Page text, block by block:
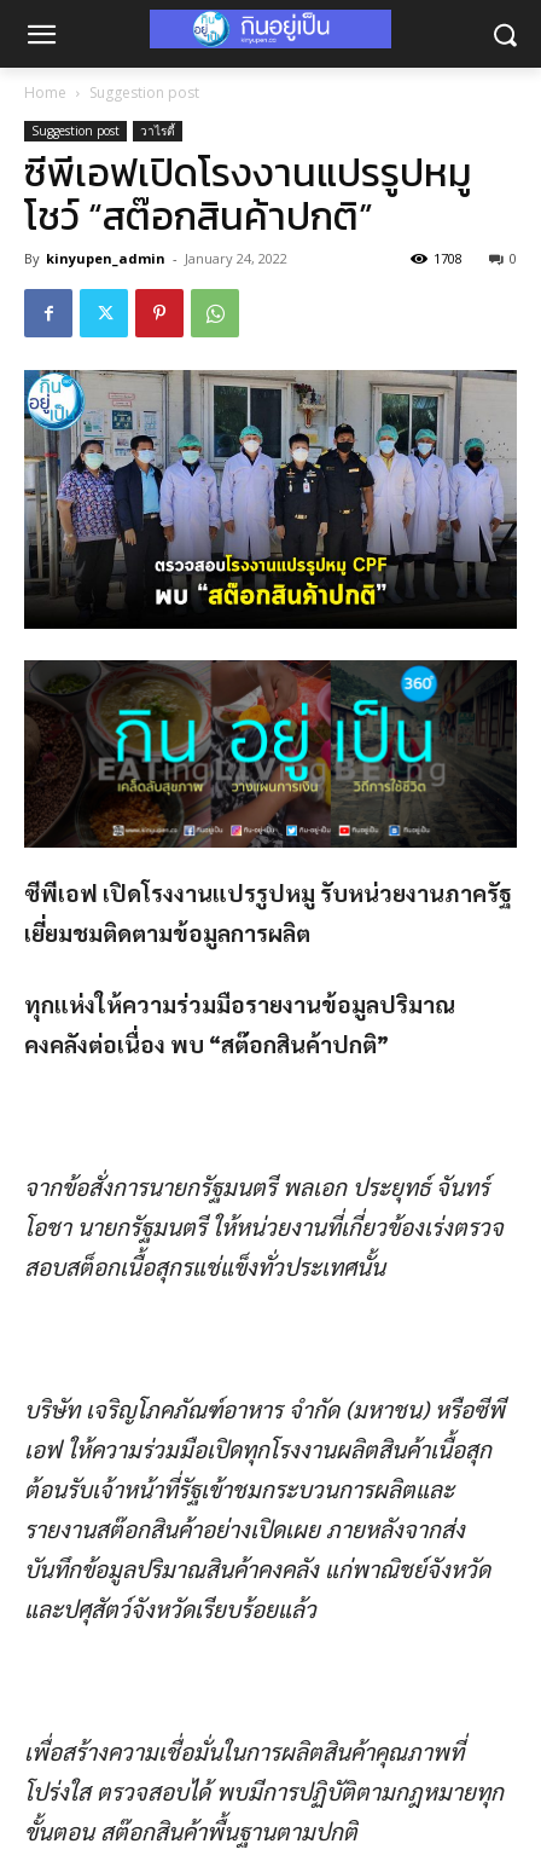
Home Suggestion post
Suggestion post วาไรตี้
ซีพีเอฟเปิดโรงงานแปรรูปหมู
โชว์ “สต๊อกสินค้าปกติ”
By kinyupen_admin - January 24, 2022 0
1708
ซีพีเอฟ เปิดโรงงานแปรรูปหมู รับหน่วยงานภาครัฐ
เยี่ยมชมติดตามข้อมูลการผลิต
ทุกแห่งให้ความร่วมมือรายงานข้อมูลปริมาณ
คงคลังต่อเนื่อง พบ “สต๊อกสินค้าปกติ”
จากข้อสั่งการนายกรัฐมนตรี พลเอก ประยุทธ์ จันทร์
โอชา นายกรัฐมนตรี ให้หน่วยงานที่เกี่ยวข้องเร่งตรวจ
สอบสต็อกเนื้อสุกรแช่แข็งทั่วประเทศนั้น
บริษัท เจริญโภคภัณฑ์อาหาร จำกัด (มหาชน) หรือซีพี
เอฟ ให้ความร่วมมือเปิดทุกโรงงานผลิตสินค้าเนื้อสุก
ต้อนรับเจ้าหน้าที่รัฐเข้าชมกระบวนการผลิตและ
รายงานสต๊อกสินค้าอย่างเปิดเผย ภายหลังจากส่ง
บันทึกข้อมูลปริมาณสินค้าคงคลัง แก่พาณิชย์จังหวัด
และปศุสัตว์จังหวัดเรียบร้อยแล้ว
เพื่อสร้างความเชื่อมั่นในการผลิตสินค้าคุณภาพที่
โปร่งใส ตรวจสอบได้ พบมีการปฏิบัติตามกฎหมายทุก
ขั้นตอน สต๊อกสินค้าพื้นฐานตามปกติ